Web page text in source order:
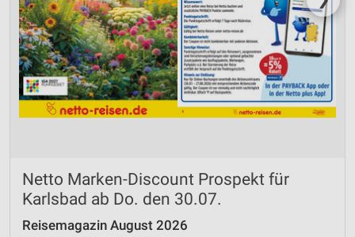
Netto Marken-Discount Prospekt für
Karlsbad ab Do. den 30.07.
Reisemagazin August 2026